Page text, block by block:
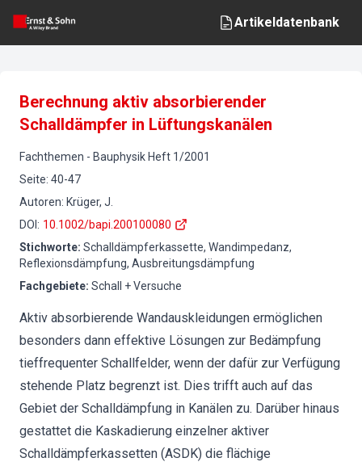
Artikeldatenbank
Berechnung aktiv absorbierender
Schalldämpfer in Lüftungskanälen
Fachthemen - Bauphysik Heft 1/2001
Seite: 40-47
Autoren: Krüger, J.
DOI : 10.1002/bapi.200100080
Stichworte: Schalldämpferkassette, Wandimpedanz,
Reflexionsdämpfung, Ausbreitungsdämpfung
Fachgebiete: Schall + Versuche
Aktiv absorbierende Wandauskleidungen ermöglichen
besonders dann effektive Lösungen zur Bedämpfung
tieffrequenter Schallfelder, wenn der dafür zur Verfügung
stehende Platz begrenzt ist. Dies trifft auch auf das
Gebiet der Schalldämpfung in Kanälen zu. Darüber hinaus
gestattet die Kaskadierung einzelner aktiver
Schalldämpferkassetten (ASDK) die flächige